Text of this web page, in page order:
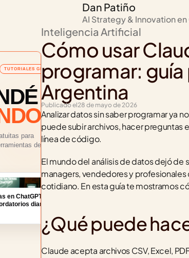
TUTORIALES GRATUITOS
para
de IA a
en ChatGPT:
diarios
Dan Patiño
AI Strategy & Innovation
Inteligencia Artificial
Cómo usar
programar:
Argentina
Publicado el28 de mayo de 2026
Analizar datos sin saber programar ya
puede subir archivos, hacer preguntas
línea de código.
El mundo del análisis de datos dejó de
managers, vendedores y profesionales
cotidiano. En esta guía te mostramos
¿Qué puede
Claude acepta archivos CSV, Excel,